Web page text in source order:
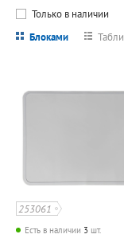
Только в наличии
Блоками
253061
Есть в наличии 3 шт.